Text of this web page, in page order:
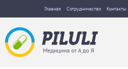
Главная Сотрудничество Контакты